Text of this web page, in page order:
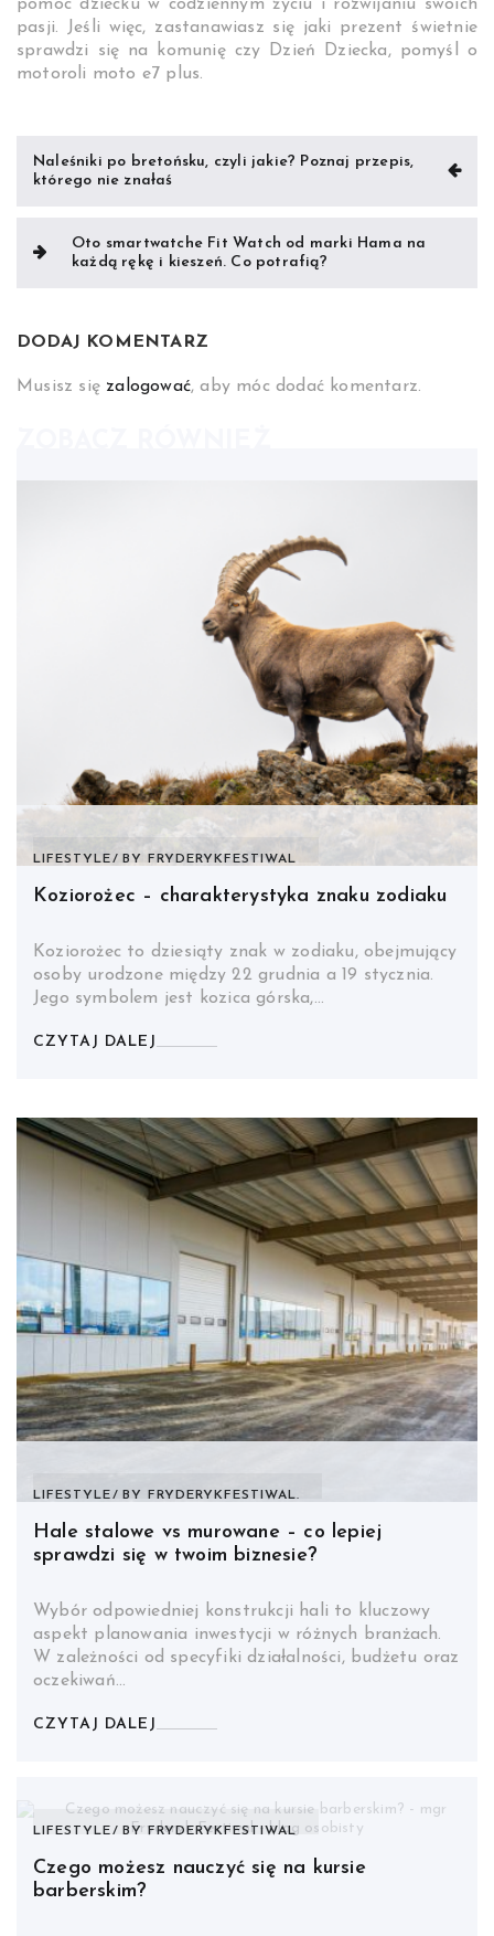
pomóc dziecku w codziennym życiu i rozwijaniu swoich
pasji. Jeśli więc, zastanawiasz się jaki prezent świetnie
sprawdzi się na komunię czy Dzień Dziecka, pomyśl o
motoroli moto e7 plus.
Nawigacja
wpisu
Naleśniki po bretońsku, czyli jakie? Poznaj przepis,
którego nie znałaś
Oto smartwatche Fit Watch od marki Hama na
każdą rękę i kieszeń. Co potrafią?
DODAJ KOMENTARZ
Musisz się zalogować, aby móc dodać komentarz.
LIFESTYLE BY FRYDERYKFESTIWAL
Koziorożec – charakterystyka znaku zodiaku
Koziorożec to dziesiąty znak w zodiaku, obejmujący
osoby urodzone między 22 grudnia a 19 stycznia.
Jego symbolem jest kozica górska,…
CZYTAJ DALEJ
LIFESTYLE BY FRYDERYKFESTIWAL.
Hale stalowe vs murowane – co lepiej
sprawdzi się w twoim biznesie?
Wybór odpowiedniej konstrukcji hali to kluczowy
aspekt planowania inwestycji w różnych branżach.
W zależności od specyfiki działalności, budżetu oraz
oczekiwań…
CZYTAJ DALEJ
LIFESTYLE BY FRYDERYKFESTIWAL
Czego możesz nauczyć się na kursie
barberskim?